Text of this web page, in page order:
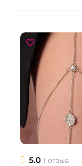
5.0 1 отзыв